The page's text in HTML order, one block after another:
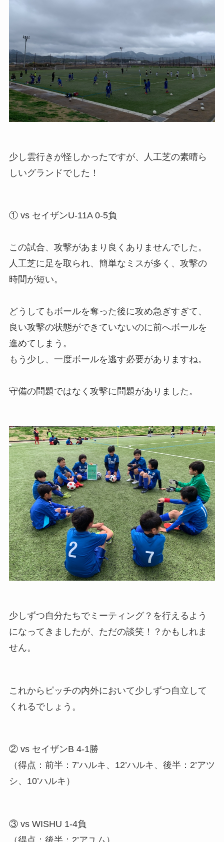
少し雲行きが怪しかったですが、人工芝の素晴ら
しいグランドでした！
① vs セイザンU-11A 0-5負
この試合、攻撃があまり良くありませんでした。
人工芝に足を取られ、簡単なミスが多く、攻撃の
時間が短い。
どうしてもボールを奪った後に攻め急ぎすぎて、
良い攻撃の状態ができていないのに前へボールを
進めてしまう。
もう少し、一度ボールを逃す必要がありますね。
守備の問題ではなく攻撃に問題がありました。
少しずつ自分たちでミーティング？を行えるよう
になってきましたが、ただの談笑！？かもしれま
せん。
これからピッチの内外において少しずつ自立して
くれるでしょう。
② vs セイザンB 4-1勝
（得点：前半：7’ハルキ、12’ハルキ、後半：2’アツ
シ、10’ハルキ）
③ vs WISHU 1-4負